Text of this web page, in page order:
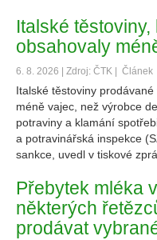
Italské
obsahovaly
6. 8. 2026 | Zdroj: ČTK | Článek
Italské těstoviny
méně vajec, než výrobce
potraviny a klamání
a potravinářská inspekce
sankce, uvedl v tiskové
Přebytek mléka
některých
prodávat